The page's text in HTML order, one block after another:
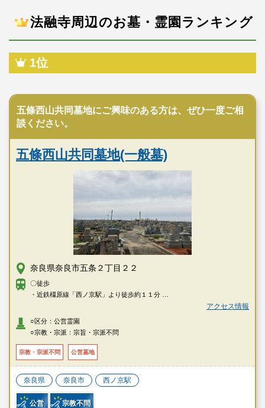
法融寺周辺のお墓・霊園ランキング
1位
五條西山共同墓地にご興味のある方は、ぜひ一度ご相
談ください。
五條西山共同墓地(一般墓)
奈良県奈良市五条２丁目２２
〇徒歩
・近鉄橿原線「西ノ京駅」より徒歩約１１分
アクセス情報
○区分：公営霊園
○宗教・宗派：宗旨・宗派不問
宗教・宗派不問 公営墓地
奈良県 奈良市 西ノ京駅
公営 宗教不問